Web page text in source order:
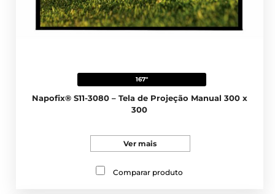
167"
Napofix® S11-3080 – Tela de Projeção Manual 300 x
300
Ver mais
Comparar produto